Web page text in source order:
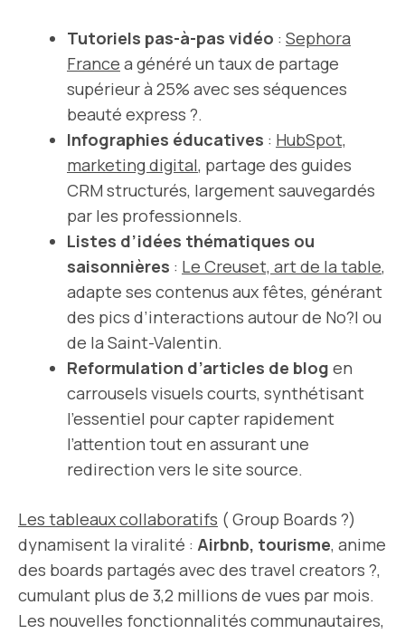
Tutoriels pas-à-pas vidéo : Sephora
France a généré un taux de partage
supérieur à 25% avec ses séquences
beauté express ?.
Infographies éducatives : HubSpot,
marketing digital, partage des guides
CRM structurés, largement sauvegardés
par les professionnels.
Listes d’idées thématiques ou
saisonnières : Le Creuset, art de la table,
adapte ses contenus aux fêtes, générant
des pics d’interactions autour de No?l ou
de la Saint-Valentin.
Reformulation d’articles de blog en
carrousels visuels courts, synthétisant
l’essentiel pour capter rapidement
l’attention tout en assurant une
redirection vers le site source.
Les tableaux collaboratifs ( Group Boards ?)
dynamisent la viralité : Airbnb, tourisme, anime
des boards partagés avec des travel creators ?,
cumulant plus de 3,2 millions de vues par mois.
Les nouvelles fonctionnalités communautaires,